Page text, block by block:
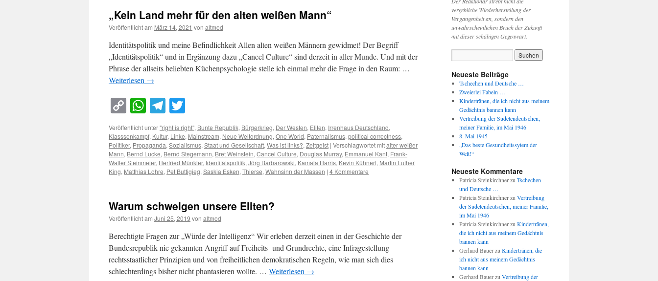
„Kein Land mehr für den alten weißen Mann“
Veröffentlicht am März 14, 2021 von altmod
Identitätspolitik und meine Befindlichkeit Allen alten weißen Männern gewidmet! Der Begriff
„Identitätspolitik“ und in Ergänzung dazu „Cancel Culture“ sind derzeit in aller Munde. Und mit der
Phrase der allseits beliebten Küchenpsychologie stelle ich einmal mehr die Frage in den Raum: …
Weiterlesen →
Copy
Link
WhatsApp
Telegram
Veröffentlicht unter"right is right", Bunte Republik, Bürgerkrieg, Der Westen, Eliten, Irrenhaus Deutschland,
Klasssenkampf, Kultur, Linke, Mainstream, Neue Weltordnung,One World, Paternalismus,political correctness,
Politiker, Propaganda,Sozialismus,Staat und Gesellschaft,Was ist links?,Zeitgeist | Verschlagwortet mitalter weißer
Mann, Bernd Lucke, Bernd Stegemann, Bret Weinstein,Cancel Culture, Douglas Murray, Emmanuel Kant, Frank-
Walter Steinmeier, Herfried Münkler, Identitätspolitik,Jörg Barbarowski, Kamala Harris, Kevin Kühnert, Martin Luther
King, Matthias Lohre, Pet Buttigieg,Saskia Esken,Thierse,Wahnsinn der Massen | 4 Kommentare
Warum schweigen unsere Eliten?
Veröffentlicht am Juni 25, 2019 von altmod
Berechtigte Fragen zur „Würde der Intelligenz“ Wir erleben derzeit einen in der Geschichte der
Bundesrepublik nie gekannten Angriff auf Freiheits- und Grundrechte, eine Infragestellung
rechtsstaatlicher Prinzipien und von freiheitlichen demokratischen Regeln, wie man sich dies
schlechterdings bisher nicht phantasieren wollte. … Weiterlesen →
vergebliche Wiederherstellung der
Vergangenheit an, sondern den
unwahrscheinlichen Bruch der Zukunft
mit dieser schäbigen Gegenwart.
Neueste Beiträge
Tschechen und Deutsche …
Zweierlei Fabeln …
Kindertränen, die ich nicht aus meinem
Gedächtnis bannen kann
Vertreibung der Sudetendeutschen,
meiner Familie, im Mai 1946
8. Mai 1945
„Das beste Gesundheitssytem der
Welt!“
Neueste Kommentare
Patricia Steinkirchnerzu Tschechen
und Deutsche …
Patricia Steinkirchnerzu Vertreibung
der Sudetendeutschen, meiner Familie,
im Mai 1946
Patricia Steinkirchnerzu Kindertränen,
die ich nicht aus meinem Gedächtnis
bannen kann
Gerhard Bauerzu Kindertränen, die
ich nicht aus meinem Gedächtnis
bannen kann
Gerhard Bauerzu Vertreibung der